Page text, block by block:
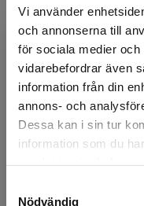
Vi använder
och annonserna till
för sociala medier
vidarebefordrar även
information från din
annons- och
Dessa kan i sin tur
information som du
Nödvändig
Det verkar som
Vi erbjuder inte
Niklas Törneke
psykoterapeut.
böcker om
till ett ...